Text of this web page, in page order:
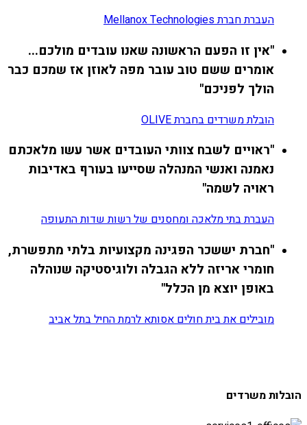
העברת חברת Mellanox Technologies
"אין זו הפעם הראשונה שאנו עובדים מולכם...
אומרים ששם טוב עובר מפה לאוזן אז שמכם כבר
הולך לפניכם"
הובלת משרדים בחברת OLIVE
"ראויים לשבח צוותי העובדים אשר עשו מלאכתם
נאמנה ואנשי המנהלה שסייעו בעורף באדיבות
ראויה לשמה"
העברת בתי מלאכה ומחסנים של רשות שדות התעופה
"חברת יששכר הפגינה מקצועיות בלתי מתפשרת,
חומרי אריזה ללא הגבלה ולוגיסטיקה שנוהלה
באופן יוצא מן הכלל"
מובילים את בית חולים אסותא לרמת החיל בתל אביב
הובלות משרדים